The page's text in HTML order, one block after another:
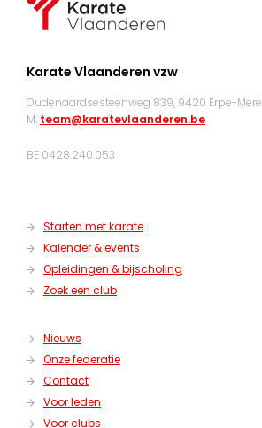
Karate Vlaanderen vzw
Oudenaardsesteenweg 839, 9420 Erpe-Mere
M: team@karatevlaanderen.be
BE 0428.240.053
Starten met karate
Kalender & events
Opleidingen & bijscholing
Zoek een club
Nieuws
Onze federatie
Contact
Voor leden
Voor clubs